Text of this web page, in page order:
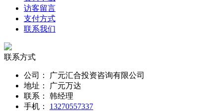
访客留言
支付方式
联系我们
联系方式
公司：
广元汇合投资咨询有限公司
地址：
广元万达
联系：
韩经理
手机：
13270557337